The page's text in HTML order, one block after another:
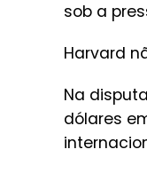
sob a
Harvard
Na
dólares